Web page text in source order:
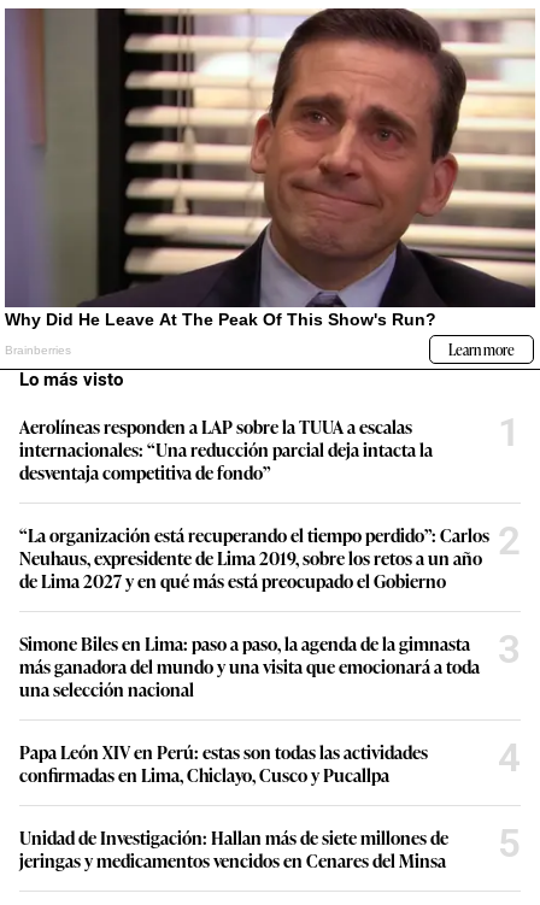
Lo más visto
Aerolíneas responden a LAP sobre la TUUA a escalas
internacionales: “Una reducción parcial deja intacta la
desventaja competitiva de fondo”
1
“La organización está recuperando el tiempo perdido”: Carlos
Neuhaus, expresidente de Lima 2019, sobre los retos a un año
de Lima 2027 y en qué más está preocupado el Gobierno
2
Simone Biles en Lima: paso a paso, la agenda de la gimnasta
más ganadora del mundo y una visita que emocionará a toda
una selección nacional
3
Papa León XIV en Perú: estas son todas las actividades
confirmadas en Lima, Chiclayo, Cusco y Pucallpa
4
Unidad de Investigación: Hallan más de siete millones de
jeringas y medicamentos vencidos en Cenares del Minsa
5